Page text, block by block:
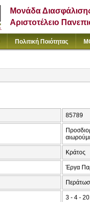
Μονάδα
Αριστοτέλειο
Πολιτική Ποιότητας
85789
Κράτος
Έργα
3 - 4 -